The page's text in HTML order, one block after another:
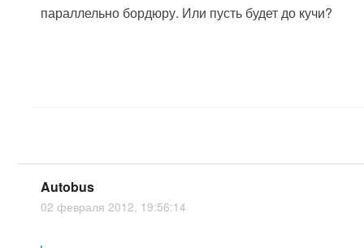
параллельно бордюру. Или пусть будет до кучи?
Autobus
02 февраля 2012, 19:56:14